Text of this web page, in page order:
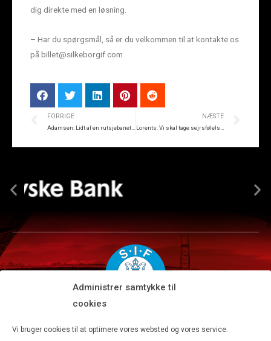
Administrer samtykke til
cookies
Vi bruger cookies til at optimere vores websted og vores service.
dig direkte med en løsning.
– Har du spørgsmål, så er du velkommen til at kontakte os
på billet@silkeborgif.com
FORRIGE NÆSTE
Tlf 8680 4477 · Fax 8680 4647 · Kontortid man-fre kl. 9-15